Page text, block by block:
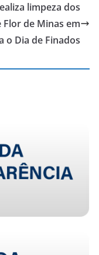
limpeza dos
de Minas em
o Dia de Finados